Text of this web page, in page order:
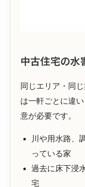
中古住宅の水
同じエリア・同
は一軒ごとに違
意が必要です。
川や用水路、
っている家
過去に床下浸
宅